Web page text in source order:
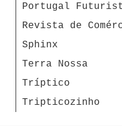
Portugal
Revista de
Sphinx
Terra Nossa
Tríptico
Tripticozinho